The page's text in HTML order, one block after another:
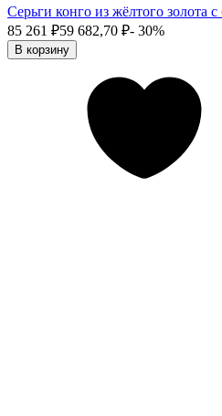
Серьги конго из жёлтого золота
85 261 ₽59 682,70 ₽- 30%
В корзину